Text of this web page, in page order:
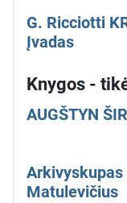
G. Ricciotti
Įvadas
Knygos -
AUGŠTYN
Matulevičius